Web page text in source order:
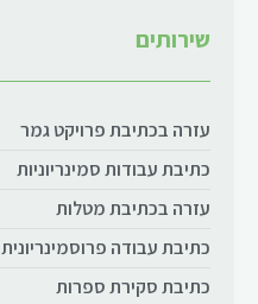
שירותים
עזרה בכתיבת פרויקט גמר
כתיבת עבודות סמינריוניות
עזרה בכתיבת מטלות
כתיבת עבודה פרוסמינריונית
כתיבת סקירת ספרות